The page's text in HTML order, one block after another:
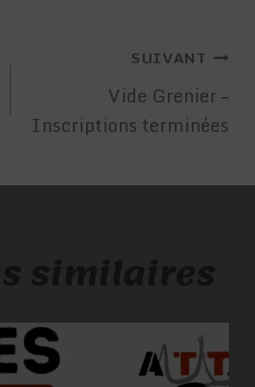
SUIVANT
Vide Grenier –
Inscriptions terminées